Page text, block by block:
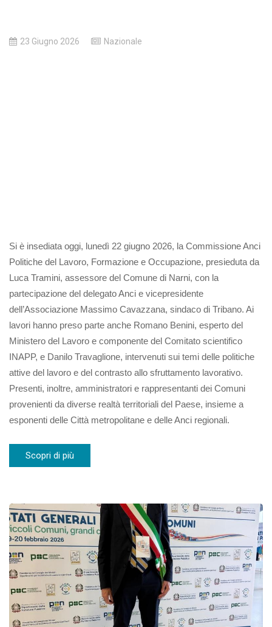
23 Giugno 2026 Nazionale
Si è insediata oggi, lunedì 22 giugno 2026, la Commissione Anci
Politiche del Lavoro, Formazione e Occupazione, presieduta da
Luca Tramini, assessore del Comune di Narni, con la
partecipazione del delegato Anci e vicepresidente
dell’Associazione Massimo Cavazzana, sindaco di Tribano. Ai
lavori hanno preso parte anche Romano Benini, esperto del
Ministero del Lavoro e componente del Comitato scientifico
INAPP, e Danilo Travaglione, intervenuti sui temi delle politiche
attive del lavoro e del contrasto allo sfruttamento lavorativo.
Presenti, inoltre, amministratori e rappresentanti dei Comuni
provenienti da diverse realtà territoriali del Paese, insieme a
esponenti delle Città metropolitane e delle Anci regionali.
Scopri di più